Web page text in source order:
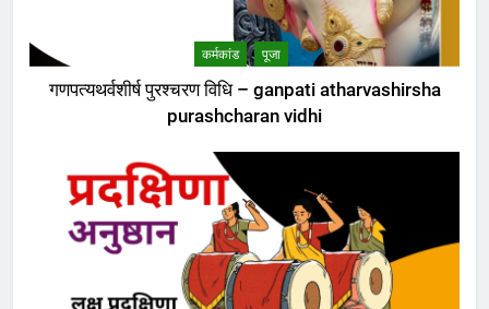
कर्मकांड पूजा
गणपत्यथर्वशीर्ष पुरश्चरण विधि – ganpati atharvashirsha
purashcharan vidhi